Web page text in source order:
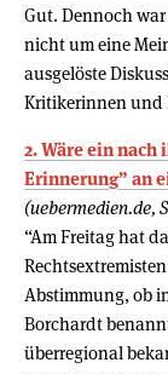
Gut. Dennoch
nicht um eine
ausgelöste
Kritikerinnen und
2. Wäre ein
Erinnerung” an
(uebermedien.de,
“Am Freitag hat
Abstimmung, ob
Borchardt
überregional